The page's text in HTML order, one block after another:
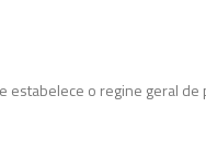
estabelece o regine geral de